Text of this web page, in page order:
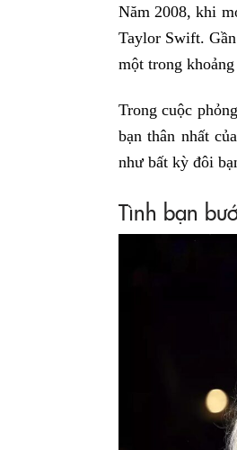
Năm 2008, khi
Taylor Swift.
một trong
Trong cuộc
bạn thân nhất
như bất kỳ đôi
Tình bạn